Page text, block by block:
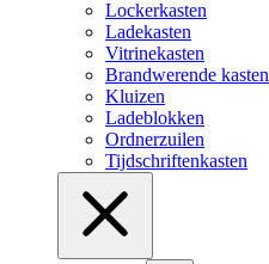
Lockerkasten
Ladekasten
Vitrinekasten
Brandwerende kasten
Kluizen
Ladeblokken
Ordnerzuilen
Tijdschriftenkasten